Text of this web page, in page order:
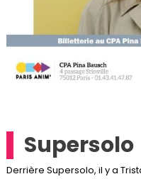
Supersolo
Derrière Supersolo, il y a